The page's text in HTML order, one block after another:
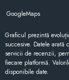
GoogleMaps
Graficul prezintă
succesive. Datele
servicii de recenzii,
fiecare platformă.
disponibile date.